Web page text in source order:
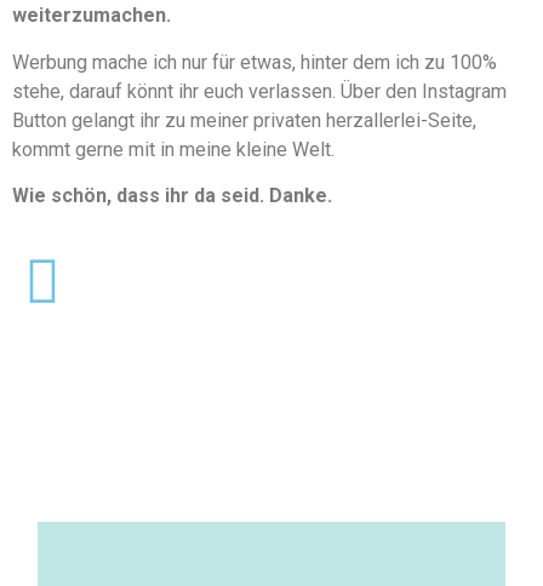
weiterzumachen.
Werbung mache ich nur für etwas, hinter dem ich zu 100%
stehe, darauf könnt ihr euch verlassen. Über den Instagram
Button gelangt ihr zu meiner privaten herzallerlei-Seite,
kommt gerne mit in meine kleine Welt.
Wie schön, dass ihr da seid. Danke.